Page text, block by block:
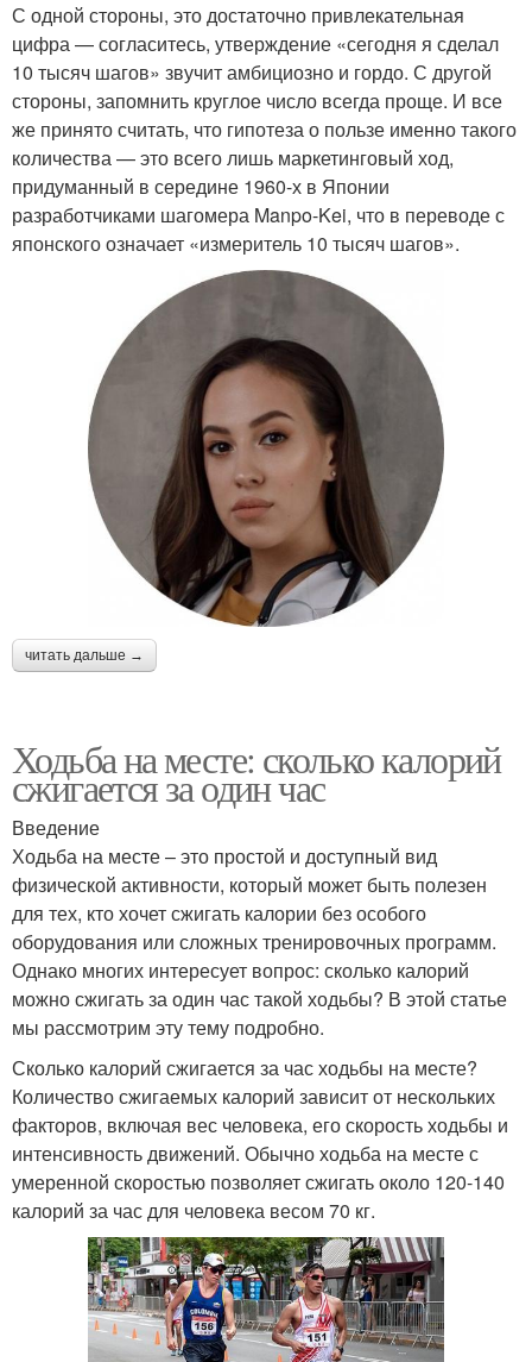
С одной стороны, это достаточно привлекательная
цифра — согласитесь, утверждение «сегодня я сделал
10 тысяч шагов» звучит амбициозно и гордо. С другой
стороны, запомнить круглое число всегда проще. И все
же принято считать, что гипотеза о пользе именно такого
количества — это всего лишь маркетинговый ход,
придуманный в середине 1960-х в Японии
разработчиками шагомера Manpo-Kei, что в переводе с
японского означает «измеритель 10 тысяч шагов».
читать дальше →
Ходьба на месте: сколько калорий
сжигается за один час
Введение
Ходьба на месте – это простой и доступный вид
физической активности, который может быть полезен
для тех, кто хочет сжигать калории без особого
оборудования или сложных тренировочных программ.
Однако многих интересует вопрос: сколько калорий
можно сжигать за один час такой ходьбы? В этой статье
мы рассмотрим эту тему подробно.
Сколько калорий сжигается за час ходьбы на месте?
Количество сжигаемых калорий зависит от нескольких
факторов, включая вес человека, его скорость ходьбы и
интенсивность движений. Обычно ходьба на месте с
умеренной скоростью позволяет сжигать около 120-140
калорий за час для человека весом 70 кг.